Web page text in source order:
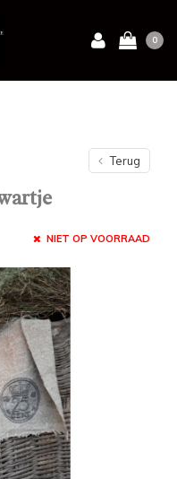
0
Terug
NIET OP VOORRAAD